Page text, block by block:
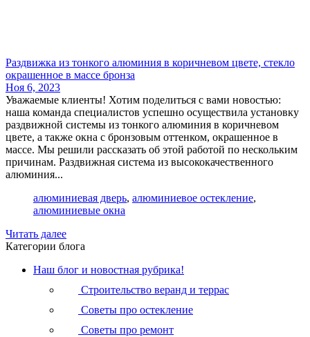
Раздвижка из тонкого алюминия в коричневом цвете, стекло
окрашенное в массе бронза
Ноя 6, 2023
Уважаемые клиенты! Хотим поделиться с вами новостью:
наша команда специалистов успешно осуществила установку
раздвижной системы из тонкого алюминия в коричневом
цвете, а также окна с бронзовым оттенком, окрашенное в
массе. Мы решили рассказать об этой работой по нескольким
причинам. Раздвижная система из высококачественного
алюминия...
алюминиевая дверь, алюминиевое остекление,
алюминиевые окна
Читать далее
Категории блога
Наш блог и новостная рубрика!
Строительство веранд и террас
Советы про остекление
Советы про ремонт